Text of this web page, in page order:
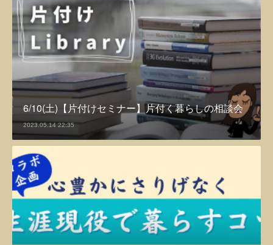
6/10(土)【片付けセミナー】片付く暮らしの相談会
2023.05.14 22:35